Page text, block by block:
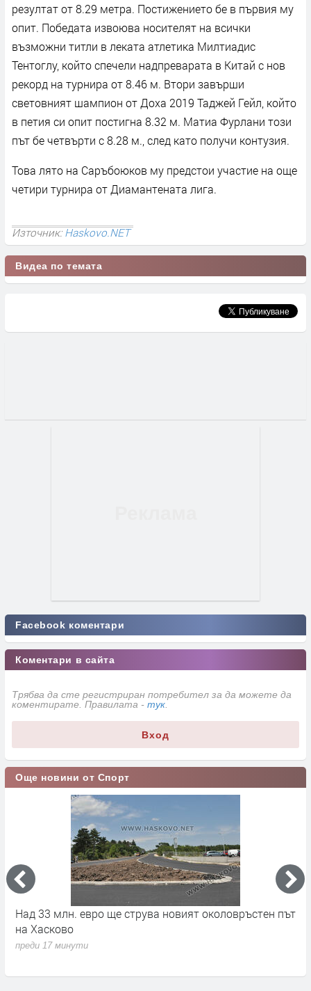
резултат от 8.29 метра. Постижението бе в първия му
опит. Победата извоюва носителят на всички
възможни титли в леката атлетика Милтиадис
Тентоглу, който спечели надпреварата в Китай с нов
рекорд на турнира от 8.46 м. Втори завърши
световният шампион от Доха 2019 Таджей Гейл, който
в петия си опит постигна 8.32 м. Матиа Фурлани този
път бе четвърти с 8.28 м., след като получи контузия.
Това лято на Саръбоюков му предстои участие на още
четири турнира от Диамантената лига.
Източник:Haskovo.NET
Видеа по темата
Facebook коментари
Коментари в сайта
Трябва да сте регистриран потребител за да можете да
коментирате. Правилата - тук
Вход
Още новини от Спорт
Над 33 млн. евро ще струва новият околовръстен път
на Хасково
преди 17 минути